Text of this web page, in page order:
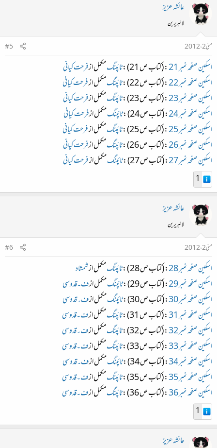
عائشہ عزیز
لائبریرین
مئی 2، 2012
#5
اسکین صفحہ نمبر 21 : (کتاب ص 21) : ٹائپنگ مکمل ازفرحت کیانی
اسکین صفحہ نمبر 22
: (کتاب ص 22) : ٹائپنگ مکمل ازفرحت کیانی
اسکین صفحہ نمبر 23
: (کتاب ص 23) : ٹائپنگ مکمل ازفرحت کیانی
اسکین صفحہ نمبر 24
: (کتاب ص 24) : ٹائپنگ مکمل ازفرحت کیانی
اسکین صفحہ نمبر 25
: (کتاب ص 25) : ٹائپنگ مکمل ازفرحت کیانی
اسکین صفحہ نمبر 26
: (کتاب ص 26) : ٹائپنگ مکمل ازفرحت کیانی
اسکین صفحہ نمبر 27
: (کتاب ص 27) : ٹائپنگ مکمل ازفرحت کیانی
1
عائشہ عزیز
لائبریرین
مئی 2، 2012
#6
اسکین صفحہ نمبر 28 : (کتاب ص 28 ) : ٹائپنگ مکمل ازشمشاد
اسکین صفحہ نمبر 29
: (کتاب ص 29) : ٹائپنگ مکمل ازف۔قدوسی
اسکین صفحہ نمبر 30
: (کتاب ص 30) : ٹائپنگ مکمل ازف۔قدوسی
اسکین صفحہ نمبر 31
: (کتاب ص 31) : ٹائپنگ مکمل ازف۔قدوسی
اسکین صفحہ نمبر 32
: (کتاب ص 32) : ٹائپنگ مکمل ازف۔قدوسی
اسکین صفحہ نمبر 33
: (کتاب ص 33) : ٹائپنگ مکمل ازف۔قدوسی
اسکین صفحہ نمبر 34
: (کتاب ص 34) : ٹائپنگ مکمل ازف۔قدوسی
اسکین صفحہ نمبر 35
: (کتاب ص 35) : ٹائپنگ مکمل ازف۔قدوسی
اسکین صفحہ نمبر 36
: (کتاب ص 36) : ٹائپنگ مکمل ازف۔قدوسی
1
عائشہ عزیز